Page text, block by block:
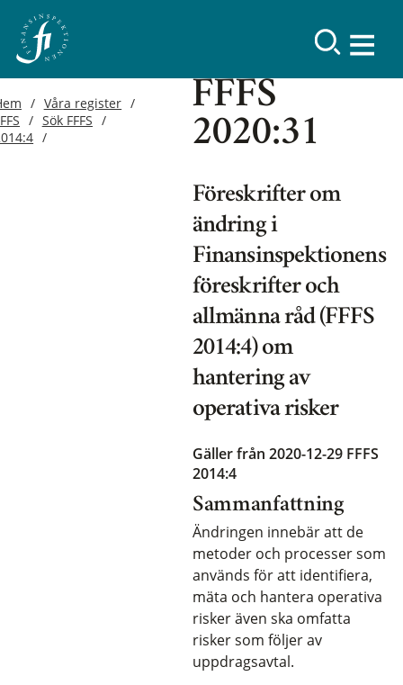
Våra register
Sök FFFS
FFFS
2020:31
Föreskrifter om
ändring i
Finansinspektionens
föreskrifter och
allmänna råd (FFFS
2014:4) om
hantering av
operativa risker
Gäller från 2020-12-29 FFFS
2014:4
Sammanfattning
Ändringen innebär att de
metoder och processer som
används för att identifiera,
mäta och hantera operativa
risker även ska omfatta
risker som följer av
uppdragsavtal.